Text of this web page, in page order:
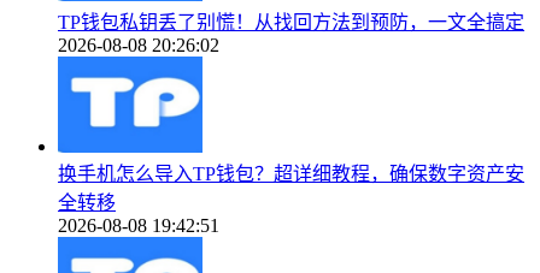
TP钱包私钥丢了别慌！从找回方法到预防，一文全搞定
2026-08-08 20:26:02
换手机怎么导入TP钱包？超详细教程，确保数字资产安
全转移
2026-08-08 19:42:51